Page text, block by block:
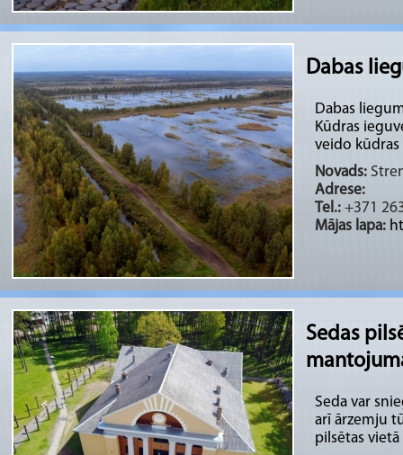
Dabas
Dabas
Kūdras
veido kūdras
Novads:
Adrese:
Tel.: +371
Mājas lapa:
Sedas
Seda var
arī ārzemju
pilsētas vietā